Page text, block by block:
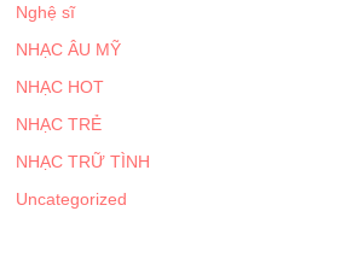
Nghệ sĩ
NHẠC ÂU MỸ
NHẠC HOT
NHẠC TRẺ
NHẠC TRỮ TÌNH
Uncategorized